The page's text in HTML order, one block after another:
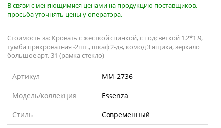
В связи с меняющимися ценами на продукцию поставщиков,
просьба уточнять цены у оператора.
Стоимость за: Кровать с жесткой спинкой, с подсветкой 1.2*1.9,
тумба прикроватная -2шт., шкаф 2-дв, комод 3 ящика, зеркало
большое арт. 31 (рамка стекло)
Артикул MM-2736
Модель/коллекция Essenza
Стиль Современный